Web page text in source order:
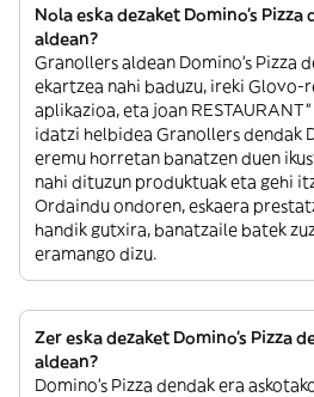
Nola eska dezaket Domino's Pizza
aldean?
Granollers aldean Domino's Pizza
ekartzea nahi baduzu, ireki Glovo-
aplikazioa, eta joan
idatzi helbidea Granollers dendak
eremu horretan banatzen duen
nahi dituzun produktuak eta gehi
Ordaindu ondoren, eskaera
handik gutxira, banatzaile batek
eramango dizu.
Zer eska dezaket Domino's Pizza
aldean?
Domino's Pizza dendak era